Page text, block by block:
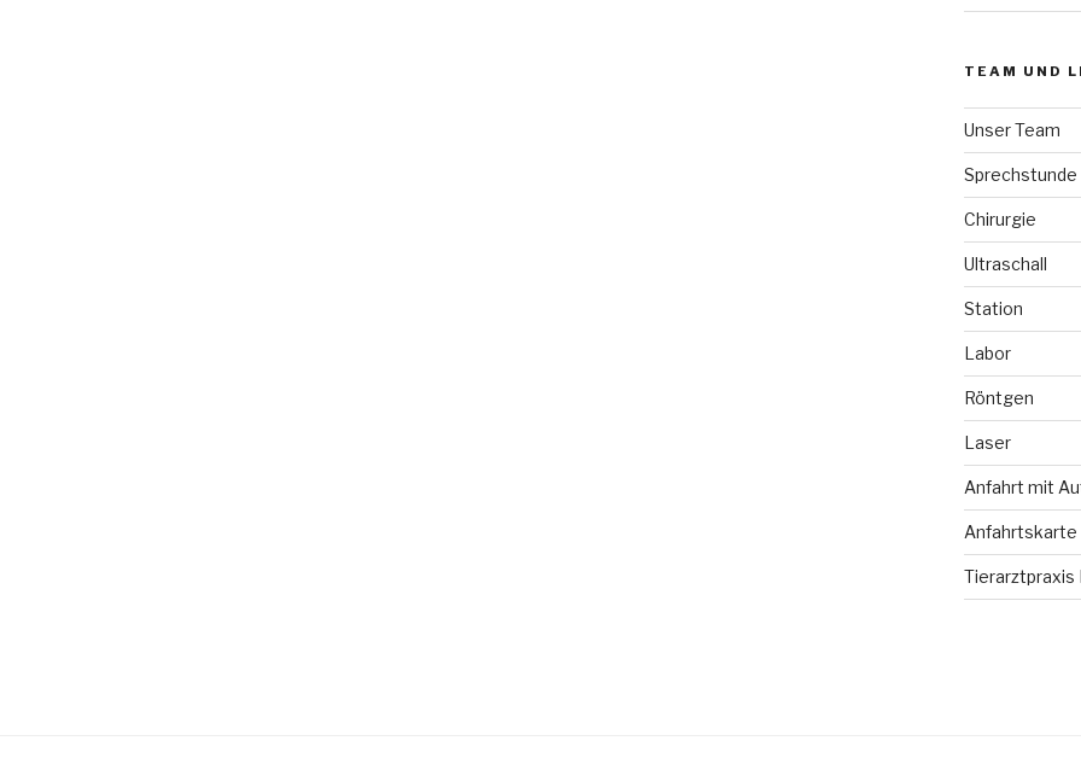
TEAM UND
Unser Team
Sprechstunde
Chirurgie
Ultraschall
Station
Labor
Röntgen
Laser
Anfahrt mit
Anfahrtskarte
Tierarztpraxis